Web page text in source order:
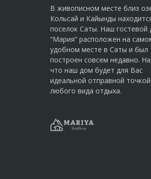
В живописном месте близ
Кольсай и Кайынды
поселок Саты. Наш гостевой
“Мария” расположен на
удобном месте в Саты и был
построен совсем недавно.
что наш дом будет для Вас
идеальной отправной
любого вида отдыха.